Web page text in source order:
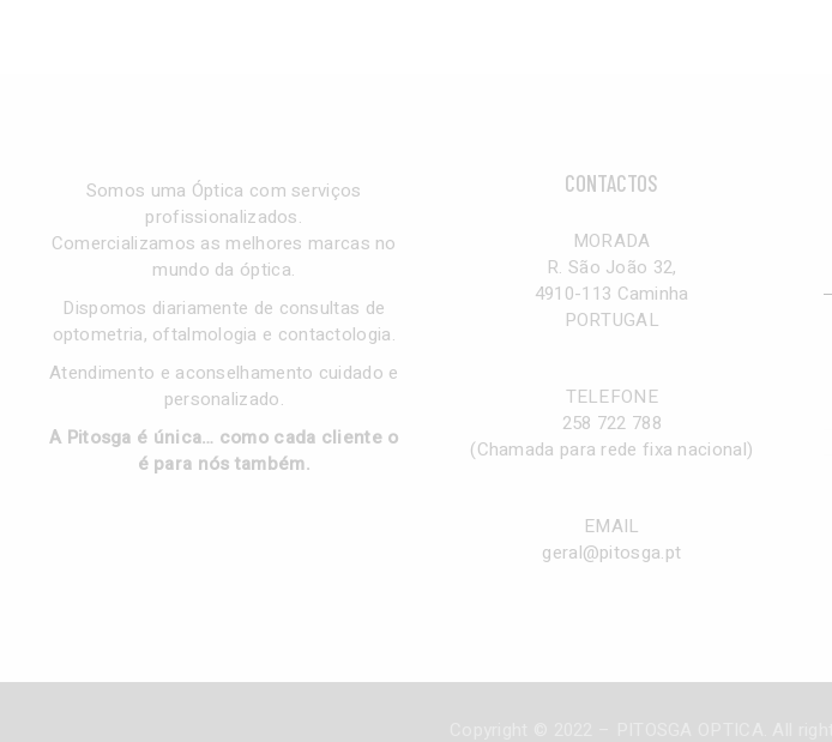
Somos uma Óptica com serviços
profissionalizados.
Comercializamos as melhores marcas no
mundo da óptica.
Dispomos diariamente de consultas de
optometria, oftalmologia e contactologia.
Atendimento e aconselhamento cuidado e
personalizado.
A Pitosga é única… como cada cliente o
é para nós também.
CONTACTOS
MORADA
R. São João 32,
4910-113 Caminha
PORTUGAL
TELEFONE
258 722 788
(Chamada para rede fixa nacional)
EMAIL
geral@pitosga.pt